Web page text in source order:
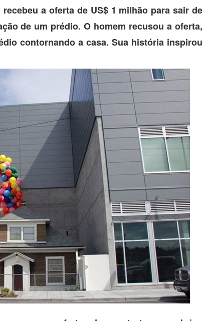
a oferta de US$ 1 milhão para sair de
de um prédio. O homem recusou a oferta,
contornando a casa. Sua história inspirou